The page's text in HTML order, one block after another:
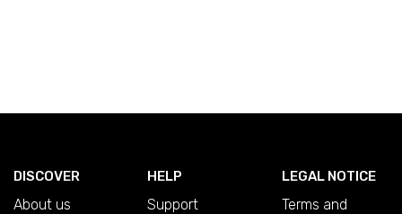
DISCOVER
About us
HELP
Support
LEGAL NOTICE
Terms and